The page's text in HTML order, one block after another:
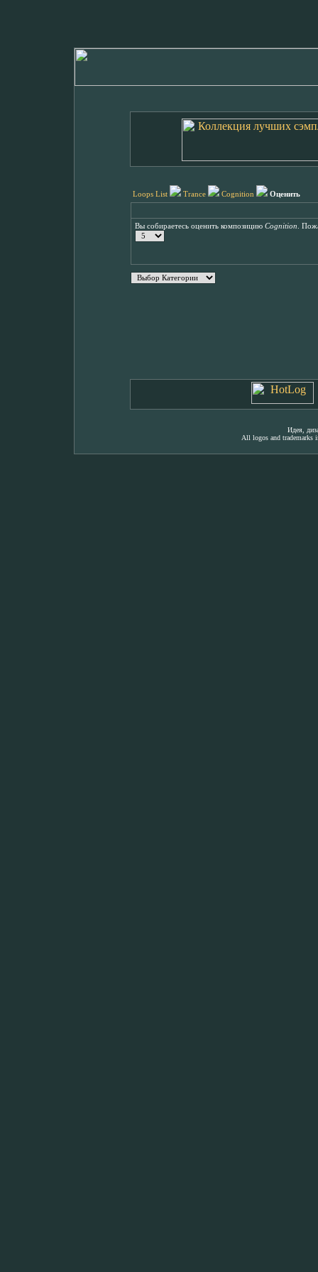
Loops List Trance Cognition Оценить
Вы собираетесь оценить композицию Cognition .
Идея,
All logos and trademarks